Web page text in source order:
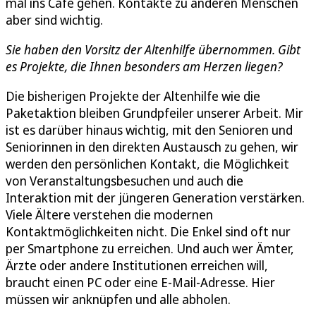
aber sind wichtig.
Sie haben den Vorsitz der Altenhilfe übernommen. Gibt
es Projekte, die Ihnen besonders am Herzen liegen?
Die bisherigen Projekte der Altenhilfe wie die
Paketaktion bleiben Grundpfeiler unserer Arbeit. Mir
ist es darüber hinaus wichtig, mit den Senioren und
Seniorinnen in den direkten Austausch zu gehen, wir
werden den persönlichen Kontakt, die Möglichkeit
von Veranstaltungsbesuchen und auch die
Interaktion mit der jüngeren Generation verstärken.
Viele Ältere verstehen die modernen
Kontaktmöglichkeiten nicht. Die Enkel sind oft nur
per Smartphone zu erreichen. Und auch wer Ämter,
Ärzte oder andere Institutionen erreichen will,
braucht einen PC oder eine E-Mail-Adresse. Hier
müssen wir anknüpfen und alle abholen.